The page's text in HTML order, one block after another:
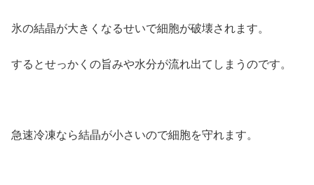
氷の結晶が大きくなるせいで細胞が破壊されます。
するとせっかくの旨みや水分が流れ出てしまうのです。
急速冷凍なら結晶が小さいので細胞を守れます。